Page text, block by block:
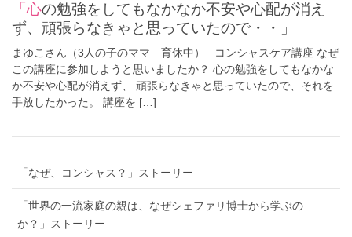
「心の勉強をしてもなかなか不安や心配が消え
ず、頑張らなきゃと思っていたので・・」
まゆこさん（3人の子のママ 育休中） コンシャスケア講座 なぜ
この講座に参加しようと思いましたか？ 心の勉強をしてもなかな
か不安や心配が消えず、 頑張らなきゃと思っていたので、それを
手放したかった。 講座を […]
「なぜ、コンシャス？」ストーリー
「世界の一流家庭の親は、なぜシェファリ博士から学ぶの
か？」ストーリー